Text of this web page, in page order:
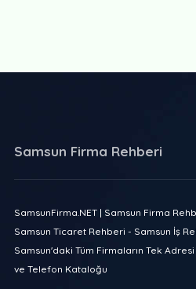
Samsun Firma Rehberi
SamsunFirma.NET | Samsun Firma
Samsun Ticaret Rehberi - Samsun İş
Samsun'daki Tüm Firmaların Tek
ve Telefon Kataloğu